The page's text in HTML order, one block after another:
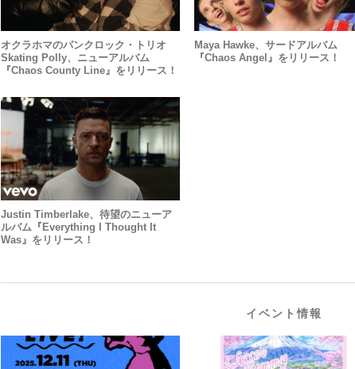
オクラホマのパンクロック・トリオ
Skating Polly、ニューアルバム
『Chaos County Line』をリリース！
Maya Hawke、サードアルバム
『Chaos Angel』をリリース！
Justin Timberlake、待望のニューア
ルバム『Everything I Thought It
Was』をリリース！
イベント情報